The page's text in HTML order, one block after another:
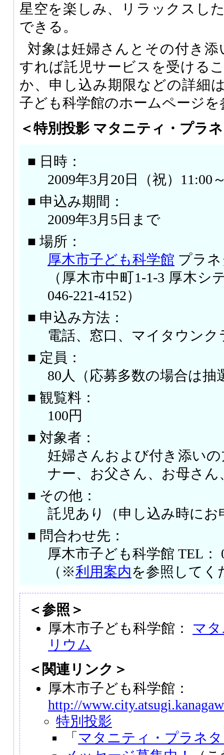
星空を楽しみ、リラックスし
できる。
対象は妊婦さんとその付き添
すれば託児サービスを受ける
か、申し込み期限などの詳細
子ども科学館のホームページ
＜特別投影 マタニティ・プラ
■ 日時：
2009年3月20日（祝）11:00
■ 申込み期間：
2009年3月5日まで
■ 場所：
厚木市子ども科学館 プラ
（厚木市中町1-1-3 厚木シ
046-221-4152）
■ 申込み方法：
電話、窓口、マイタウンク
■ 定員：
80人（応募多数の場合は抽
■ 観覧料：
100円
■ 対象者：
妊婦さんおよび付き添い
ナー、お父さん、お母さん
■ その他：
託児あり（申し込み時に
■ 問合わせ先：
厚木市子ども科学館 TEL：
（※利用案内を参照してく
＜参照＞
厚木市子ども科学館： マ
リウム
＜関連リンク＞
厚木市子ども科学館：
http://
特別投影
「 マタニティ・プラネ